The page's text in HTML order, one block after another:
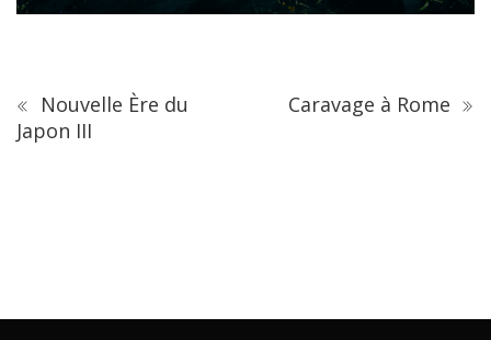
Nouvelle Ère du
Japon III
Caravage à Rome